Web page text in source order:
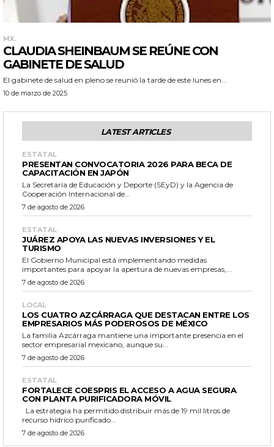
MX.
CLAUDIA SHEINBAUM SE REÚNE CON
GABINETE DE SALUD
El gabinete de salud en pleno se reunió la tarde de este lunes en...
10 de marzo de 2025
LATEST ARTICLES
ESTATAL
PRESENTAN CONVOCATORIA 2026 PARA BECA DE
CAPACITACIÓN EN JAPÓN
La Secretaría de Educación y Deporte (SEyD) y la Agencia de
Cooperación Internacional de...
7 de agosto de 2026
ESTATAL
JUÁREZ APOYA LAS NUEVAS INVERSIONES Y EL
TURISMO
El Gobierno Municipal está implementando medidas
importantes para apoyar la apertura de nuevas empresas,...
7 de agosto de 2026
LOCAL
LOS CUATRO AZCÁRRAGA QUE DESTACAN ENTRE LOS
EMPRESARIOS MÁS PODEROSOS DE MÉXICO
La familia Azcárraga mantiene una importante presencia en el
sector empresarial mexicano, aunque su...
7 de agosto de 2026
ESTATAL
FORTALECE COESPRIS EL ACCESO A AGUA SEGURA
CON PLANTA PURIFICADORA MÓVIL
recurso hídrico purificado...
7 de agosto de 2026